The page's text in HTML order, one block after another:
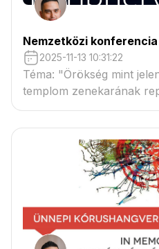
Nemzetközi konferencia
2025-11-13 10:31:22
Téma: "Örökség mint
templom zenekarának
öröksége"